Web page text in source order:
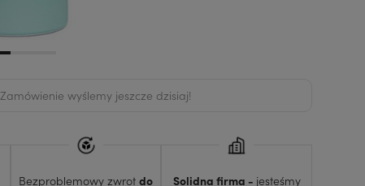
Zamówienie wyślemy jeszcze dzisiaj!
Bezproblemowy zwrotdo
Solidna firma - jesteśmy